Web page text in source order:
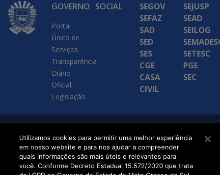
GOVERNO
Portal
Único de
Serviços
Transparência
Diário
Oficial
Legislação
SOCIAL
SEGOV
SEFAZ
SAD
SED
SES
CGE
CASA
CIVIL
SEJUSP
SEAD
SEILOG
SETESC
PGE
SEC
SETDIG | Secretaria-
Executiva de
Transformação Digital
Utilizamos cookies para permitir uma melhor experiência
em nosso website e para nos ajudar a compreender
quais informações são mais úteis e relevantes para
você. Conforme Decreto Estadual 15.572/2020 que trata